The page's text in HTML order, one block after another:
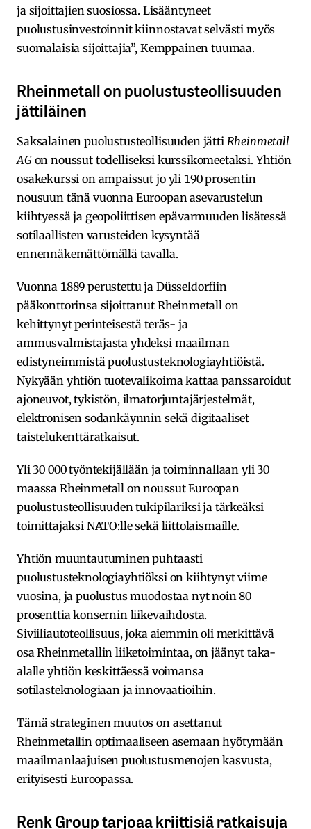
ja sijoittajien suosiossa. Lisääntyneet
puolustusinvestoinnit kiinnostavat selvästi myös
suomalaisia sijoittajia”, Kemppainen tuumaa.
Rheinmetall on puolustusteollisuuden
jättiläinen
Saksalainen puolustusteollisuuden jätti Rheinmetall
AGon noussut todelliseksi kurssikomeetaksi. Yhtiön
osakekurssi on ampaissut jo yli 190 prosentin
nousuun tänä vuonna Euroopan asevarustelun
kiihtyessä ja geopoliittisen epävarmuuden lisätessä
sotilaallisten varusteiden kysyntää
ennennäkemättömällä tavalla.
Vuonna 1889 perustettu ja Düsseldorfiin
pääkonttorinsa sijoittanut Rheinmetall on
kehittynyt perinteisestä teräs- ja
ammusvalmistajasta yhdeksi maailman
edistyneimmistä puolustusteknologiayhtiöistä.
Nykyään yhtiön tuotevalikoima kattaa panssaroidut
ajoneuvot, tykistön, ilmatorjuntajärjestelmät,
elektronisen sodankäynnin sekä digitaaliset
taistelukenttäratkaisut.
Yli 30 000 työntekijällään ja toiminnallaan yli 30
maassa Rheinmetall on noussut Euroopan
puolustusteollisuuden tukipilariksi ja tärkeäksi
toimittajaksi NATO:lle sekä liittolaismaille.
Yhtiön muuntautuminen puhtaasti
puolustusteknologiayhtiöksi on kiihtynyt viime
vuosina, ja puolustus muodostaa nyt noin 80
prosenttia konsernin liikevaihdosta.
Siviiliautoteollisuus, joka aiemmin oli merkittävä
osa Rheinmetallin liiketoimintaa, on jäänyt taka-
alalle yhtiön keskittäessä voimansa
sotilasteknologiaan ja innovaatioihin.
Tämä strateginen muutos on asettanut
Rheinmetallin optimaaliseen asemaan hyötymään
maailmanlaajuisen puolustusmenojen kasvusta,
erityisesti Euroopassa.
Renk Group tarjoaa kriittisiä ratkaisuja